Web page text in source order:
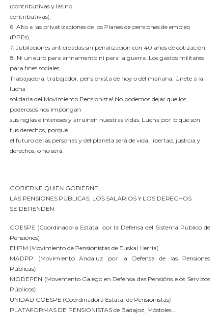
(contributivas y las no
contributivas).
6. Alto a las privatizaciones de los Planes de pensiones de empleo
(PPEs).
7. Jubilaciones anticipadas sin penalización con 40 años de cotización.
8. Ni un euro para armamento ni para la guerra. Los gastos militares
para fines sociales.
Trabajadora, trabajador, pensionista de hoy o del mañana: Únete a la
lucha
solidaria del Movimiento Pensionista! No podemos dejar que los
poderosos nos impongan
sus reglas e intereses y arruinen nuestras vidas. Lucha por lo que son
tus derechos, porque
el futuro de las personas y del planeta será de vida, libertad, justicia y
derechos, o no será.
GOBIERNE QUIEN GOBIERNE,
LAS PENSIONES PÚBLICAS, LOS SALARIOS Y LOS DERECHOS
SE DEFIENDEN
COESPE (Coordinadora Estatal por la Defensa del Sistema Público de
Pensiones)
EHPM (Movimiento de Pensionistas de Euskal Herria)
MADPP (Movimiento Andaluz por la Defensa de las Pensiones
Públicas)
MODEPEN (Movemento Galego en Defensa das Pensións e os Servizos
Públicos)
UNIDAD COESPE (Coordinadora Estatal de Pensionistas)
PLATAFORMAS DE PENSIONISTAS de Badajoz, Móstoles…